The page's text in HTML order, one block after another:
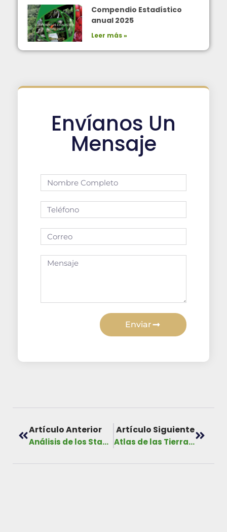
Compendio Estadístico
anual 2025
Leer más »
Envíanos Un
Mensaje
Enviar
Artículo Anterior
Análisis de los Stakeholders (actores) como instrumento potencial en los procesos de participación de las agendas 21 local. El caso de Soná (Panamá). Melitza Tristán
Artículo Siguiente
Atlas de las Tierras Secas y Degradadas de Panamá